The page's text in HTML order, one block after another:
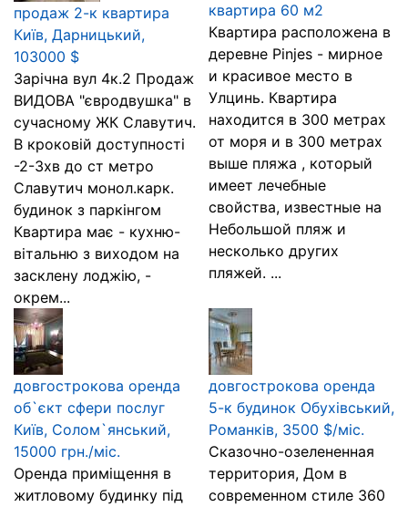
продаж 2-к квартира
Київ, Дарницький,
103000 $
Зарічна вул 4к.2 Продаж
ВИДОВА "євродвушка" в
сучасному ЖК Славутич.
В кроковій доступності
-2-3хв до ст метро
Славутич монол.карк.
будинок з паркінгом
Квартира має - кухню-
вітальню з виходом на
засклену лоджію, -
окрем...
квартира 60 м2
Квартира расположена в
деревне Pinjes - мирное
и красивое место в
Улцинь. Квартира
находится в 300 метрах
от моря и в 300 метрах
выше пляжа , который
имеет лечебные
свойства, известные на
Небольшой пляж и
несколько других
пляжей. ...
довгострокова оренда
об`єкт сфери послуг
Київ, Солом`янський,
15000 грн./міс.
Оренда приміщення в
житловому будинку під
довгострокова оренда
5-к будинок Обухівський,
Романків, 3500 $/міс.
Сказочно-озелененная
территория, Дом в
современном стиле 360